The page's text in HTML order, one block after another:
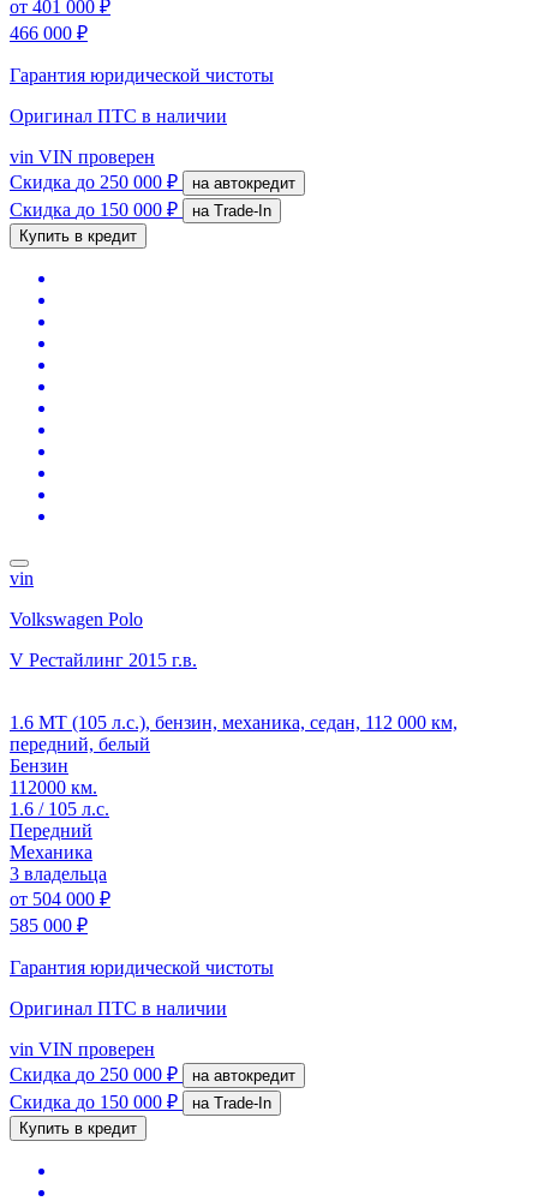
от 401 000 ₽
466 000 ₽
Гарантия юридической чистоты
Оригинал ПТС в наличии
vin VIN проверен
Скидка до 250 000 ₽ на автокредит
Скидка до 150 000 ₽
на Trade-In
Купить в кредит
vin
Volkswagen Polo
V Рестайлинг 2015 г.в.
1.6 MT (105 л.с.), бензин, механика, седан, 112 000 км,
передний, белый
Бензин
112000 км.
1.6 / 105 л.с.
Передний
Механика
3 владельца
от 504 000 ₽
585 000 ₽
Гарантия юридической чистоты
Оригинал ПТС в наличии
vin VIN проверен
Скидка до 250 000 ₽ на автокредит
Скидка до 150 000 ₽
на Trade-In
Купить в кредит